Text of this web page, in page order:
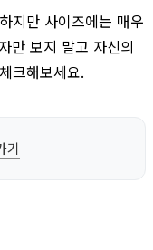
지만 사이즈에는 매우
만 보지 말고 자신의
크해보세요.
기